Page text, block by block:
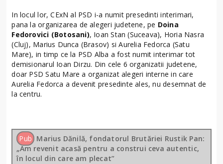
In locul lor, CExN al PSD i-a numit presedinti interimari,
pana la organizarea de alegeri judetene, pe Doina
Fedorovici (Botosani), Ioan Stan (Suceava), Horia Nasra
(Cluj), Marius Dunca (Brasov) si Aurelia Fedorca (Satu
Mare), in timp ce la PSD Alba a fost numit interimar tot
demisionarul Ioan Dirzu. Din cele 6 organizatii judetene,
doar PSD Satu Mare a organizat alegeri interne in care
Aurelia Fedorca a devenit presedinte ales, nu desemnat de
la centru.
Pub Marius Dănilă, fondatorul Brutăriei Rustik Pan:
„Am revenit acasă pentru a construi ceva autentic,
în locul din care am plecat”